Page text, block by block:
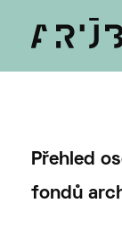
Přehled
fondů